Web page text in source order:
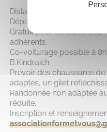
Distance 6.2 km.
Départ à 9h30.
Gratuit pour les
adhérents.
Co-voiturage possible à
B.Kindraich.
Prévoir des chaussures
adaptés, un gilet
Randonnée non adaptée
réduite.
Inscription et